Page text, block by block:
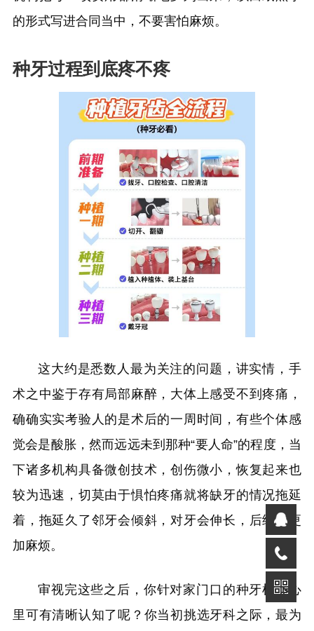
的形式写进合同当中，不要害怕麻烦。
种牙过程到底疼不疼
这大约是悉数人最为关注的问题，讲实情，手
术之中鉴于存有局部麻醉，大体上感受不到疼痛，
确确实实考验人的是术后的一周时间，有些个体感
觉会是酸胀，然而远远未到那种“要人命”的程度，当
下诸多机构具备微创技术，创伤微小，恢复起来也
较为迅速，切莫由于惧怕疼痛就将缺牙的情况拖延
着，拖延久了邻牙会倾斜，对牙会伸长，后续会更
加麻烦。
审视完这些之后，你针对家门口的种牙机构心
里可有清晰认知了呢？你当初挑选牙科之际，最为